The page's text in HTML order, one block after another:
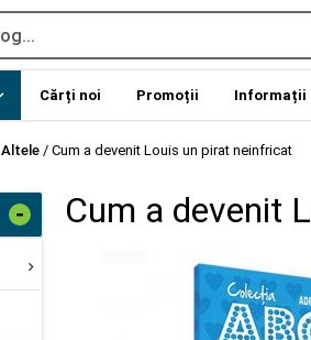
Cărți noi Promoții Informații
Altele / Cum a devenit Louis un pirat neinfricat
- Cum a devenit